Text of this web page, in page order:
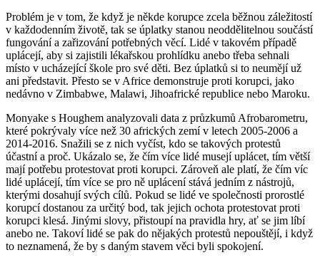
Problém je v tom, že když je někde korupce zcela běžnou záležitostí
v každodenním životě, tak se úplatky stanou neoddělitelnou součástí
fungování a zařizování potřebných věcí. Lidé v takovém případě
uplácejí, aby si zajistili lékařskou prohlídku anebo třeba sehnali
místo v ucházející škole pro své děti. Bez úplatků si to neumějí už
ani představit. Přesto se v Africe demonstruje proti korupci, jako
nedávno v Zimbabwe, Malawi, Jihoafrické republice nebo Maroku.
Monyake s Houghem analyzovali data z průzkumů Afrobarometru,
které pokrývaly více než 30 afrických zemí v letech 2005-2006 a
2014-2016. Snažili se z nich vyčíst, kdo se takových protestů
účastní a proč. Ukázalo se, že čím více lidé musejí uplácet, tím větší
mají potřebu protestovat proti korupci. Zároveň ale platí, že čím víc
lidé uplácejí, tím více se pro ně uplácení stává jedním z nástrojů,
kterými dosahují svých cílů. Pokud se lidé ve společnosti prorostlé
korupcí dostanou za určitý bod, tak jejich ochota protestovat proti
korupci klesá. Jinými slovy, přistoupí na pravidla hry, ať se jim líbí
anebo ne. Takoví lidé se pak do nějakých protestů nepouštějí, i když
to neznamená, že by s daným stavem věci byli spokojení.